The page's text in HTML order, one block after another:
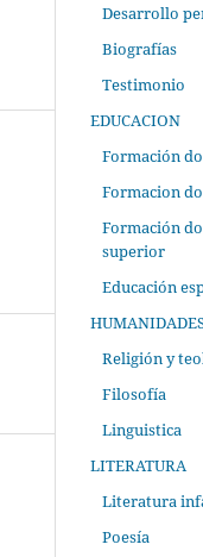
Desarrollo
Biografías
Testimonio
EDUCACION
Formación
Formacion
Formación
superior
Educación
Religión y
Filosofía
Linguistica
LITERATURA
Literatura
Poesía